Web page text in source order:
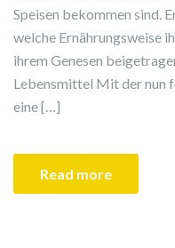
Speisen bekommen sind.
welche Ernährungsweise
ihrem Genesen
Lebensmittel Mit der nun
eine […]
Read more